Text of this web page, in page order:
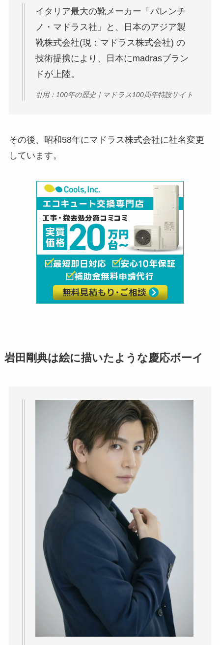
イタリア最大の靴メーカー「バレンチ
ノ・マドラス社」と、日本のアジア製
靴株式会社(現：マドラス株式会社) の
技術提携により、日本にmadrasブラン
ドが上陸。
引用：100年の歴史｜マドラス100周年特設サイト
その後、昭和58年にマドラス株式会社に社名変更
しています。
岩田剛典は絵に描いたような慶応ボーイ